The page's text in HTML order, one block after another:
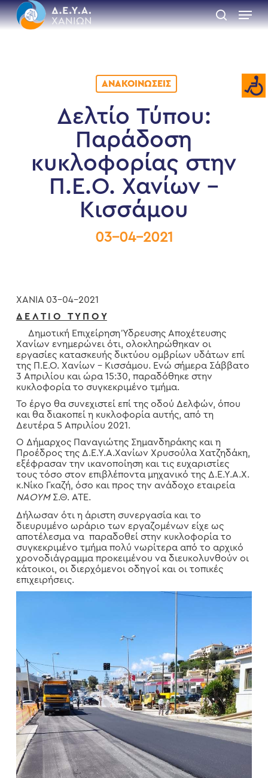
Skip
to
main
search
Menu
ΑΝΑΚΟΙΝΏΣΕΙΣ
Δελτίο Τύπου:
Παράδοση
κυκλοφορίας στην
Π.Ε.O. Χανίων –
Κισσάμου
03-04-2021
ΧΑΝΙΑ 03-04-2021
Δ Ε Λ Τ Ι Ο Τ Υ Π Ο Υ
Δημοτική Επιχείρηση Ύδρευσης Αποχέτευσης
Χανίων ενημερώνει ότι, ολοκληρώθηκαν οι
εργασίες κατασκευής δικτύου ομβρίων υδάτων επί
της Π.Ε.Ο. Χανίων – Κισσάμου. Ενώ σήμερα Σάββατο
3 Απριλίου και ώρα 15:30, παραδόθηκε στην
κυκλοφορία το συγκεκριμένο τμήμα.
Το έργο θα συνεχιστεί επί της οδού Δελφών, όπου
και θα διακοπεί η κυκλοφορία αυτής, από τη
Δευτέρα 5 Απριλίου 2021.
Ο Δήμαρχος Παναγιώτης Σημανδηράκης και η
Προέδρος της Δ.Ε.Υ.Α.Χανίων Χρυσούλα Χατζηδάκη,
εξέφρασαν την ικανοποίηση και τις ευχαριστίες
τους τόσο στον επιβλέποντα μηχανικό της Δ.Ε.Υ.Α.Χ.
κ.Νίκο Γκαζή, όσο και προς την ανάδοχο εταιρεία
ΝΑΟΥΜΣ.Θ. ΑΤΕ.
Δήλωσαν ότι η άριστη συνεργασία και το
διευρυμένο ωράριο των εργαζομένων είχε ως
αποτέλεσμα να παραδοθεί στην κυκλοφορία το
συγκεκριμένο τμήμα πολύ νωρίτερα από το αρχικό
χρονοδιάγραμμα προκειμένου να διευκολυνθούν οι
κάτοικοι, οι διερχόμενοι οδηγοί και οι τοπικές
επιχειρήσεις.